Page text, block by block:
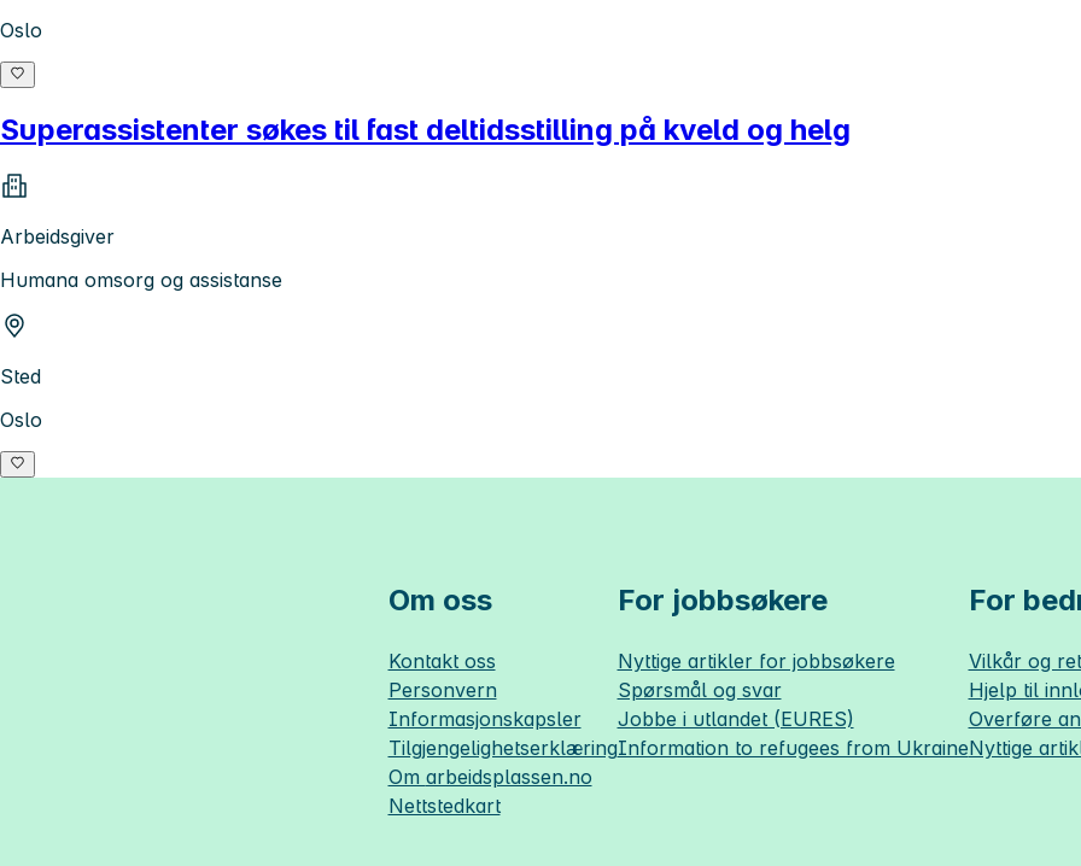
Oslo
Superassistenter søkes til fast deltidsstilling på kveld og helg
Arbeidsgiver
Humana omsorg og assistanse
Sted
Oslo
Om oss
Kontakt oss
Personvern
Informasjonskapsler
Tilgjengelighetserklæring
Om arbeidsplassen.no
Nettstedkart
For jobbsøkere
Nyttige artikler for jobbsøkere
Spørsmål og svar
Jobbe i utlandet (EURES)
Information to refugees from Ukraine
For
Vilkår og
Hjelp til
Overføre
Nyttige